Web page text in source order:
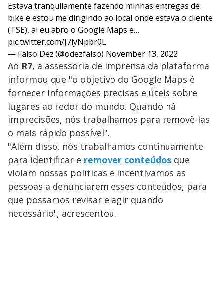
Estava tranquilamente fazendo minhas entregas de
bike e estou me dirigindo ao local onde estava o cliente
(TSE), aí eu abro o Google Maps e…
pic.twitter.com/J7iyNpbr0L
— Falso Dez (@odezfalso) November 13, 2022
Ao R7, a assessoria de imprensa da plataforma
informou que "o objetivo do Google Maps é
fornecer informações precisas e úteis sobre
lugares ao redor do mundo. Quando há
imprecisões, nós trabalhamos para removê-las
o mais rápido possível".
"Além disso, nós trabalhamos continuamente
para identificar e remover conteúdos que
violam nossas políticas e incentivamos as
pessoas a denunciarem esses conteúdos, para
que possamos revisar e agir quando
necessário", acrescentou.